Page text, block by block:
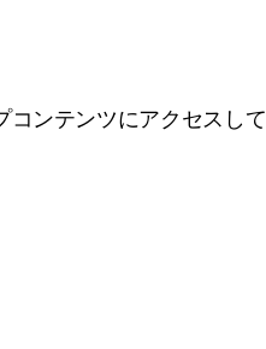
コンテンツにアクセスして